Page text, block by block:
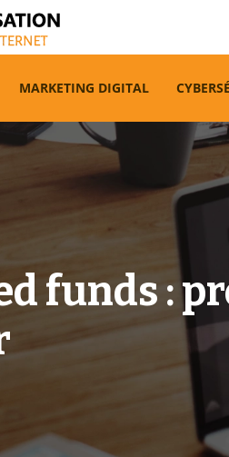
MARKETING DIGITAL
funds :